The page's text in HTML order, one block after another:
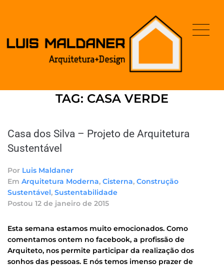
TAG: CASA VERDE
Casa dos Silva – Projeto de Arquitetura
Sustentável
Por Luis Maldaner
Em Arquitetura Moderna, Cisterna, Construção
Sustentável, Sustentabilidade
Postou 12 de janeiro de 2015
Esta semana estamos muito emocionados. Como
comentamos ontem no facebook, a profissão de
Arquiteto, nos permite participar da realização dos
sonhos das pessoas. E nós temos imenso prazer de